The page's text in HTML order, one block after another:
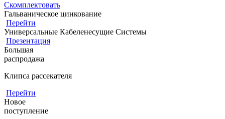
Скомплектовать
Гальваническое цинкование
Перейти
Универсальные Кабеленесущие Системы
Презентация
Большая
распродажа
Клипса рассекателя
Перейти
Новое
поступление